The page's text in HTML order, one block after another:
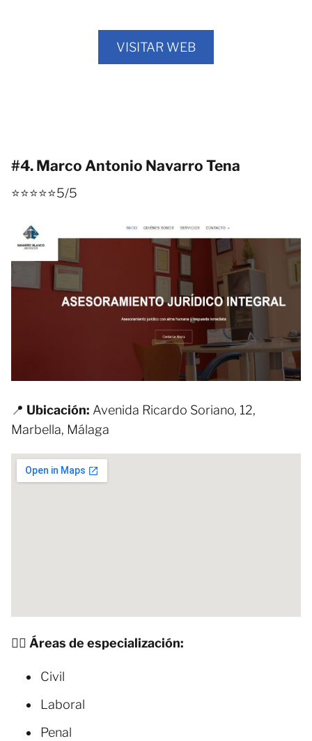
VISITAR WEB
#4. Marco Antonio Navarro Tena
⭐⭐⭐⭐⭐5/5
📍 Ubicación: Avenida Ricardo Soriano, 12,
Marbella, Málaga
🧑‍⚖️ Áreas de especialización:
Civil
Laboral
Penal